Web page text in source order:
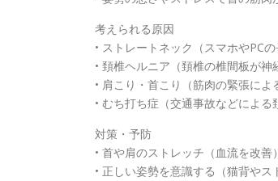
考えられる原因
• ストレートネック（スマホやPC
• 頚椎ヘルニア（頚椎の椎間板が神
• 肩こり・首こり（筋肉の緊張によ
• むち打ち症（交通事故などによる
対策・予防
• 首や肩のストレッチ（血流を改善）
• 正しい姿勢を意識する（猫背やス